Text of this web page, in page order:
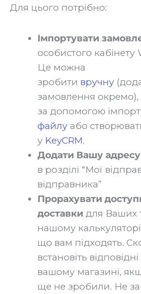
‍Для цього потрібно:‍
Імпортувати
особистого кабінету
Це можна
зробити вручну
замовлення окремо),
за допомогою
файлу або
у KeyCRM.‍
Додати Вашу
в розділі “Мої
відправника”‍
Прорахувати
доставки для Ваших
нашому калькуляторі
що вам підходять.
встановіть
вашому магазині,
ще не зробили. Не